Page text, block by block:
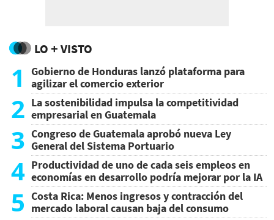
LO + VISTO
1
Gobierno de Honduras lanzó plataforma para
agilizar el comercio exterior
2 La sostenibilidad impulsa la competitividad
empresarial en Guatemala
3 Congreso de Guatemala aprobó nueva Ley
General del Sistema Portuario
4 Productividad de uno de cada seis empleos en
economías en desarrollo podría mejorar por la IA
5 Costa Rica: Menos ingresos y contracción del
mercado laboral causan baja del consumo